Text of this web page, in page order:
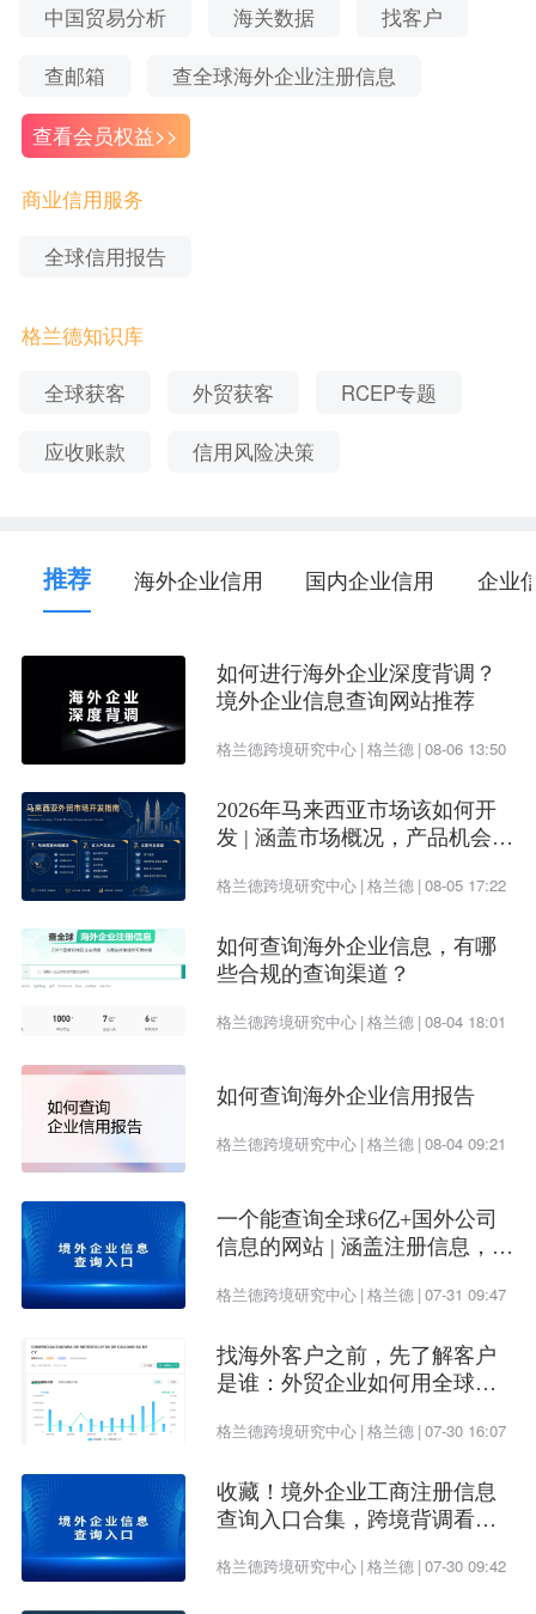
C
42
.ch
瑞士
.ck
库克群岛
45
46
47
49
51
.cy
塞浦路斯
.cz
58
.dm
多米尼克
E
.ec
厄瓜多尔
62
.ee
爱沙尼亚
.eg
埃及
64
65
.er
厄立特里亚
66
.es
西班牙
67
.et
埃塞俄比亚
68
69 .fi
芬兰
71
.fk
福克兰群岛
72
.fo
法罗群岛
74
.fr 法国
G
75
76
格林纳达
77
.ge
格鲁吉亚
79
.gg
格恩西岛
80
.gh
加纳
81
.gi
直布罗陀
82
.gm
冈比亚
84
.gn
几内亚
85
.gp
瓜德罗普
86
87
希腊
中国贸易分析 海关数据 找客户
查邮箱 查全球海外企业注册信息
查看会员权益>>
商业信用服务
全球信用报告
格兰德知识库
全球获客 外贸获客 RCEP专题
应收账款 信用风险决策
推荐 海外企业信用 国内企业信用 企业
如何进行海外企业深度背调？
境外企业信息查询网站推荐
格兰德跨境研究中心 | 格兰德 | 08-06 13:50
2026年马来西亚市场该如何开
发 | 涵盖市场概况，产品机会及
格兰德跨境研究中心 | 格兰德 | 08-05 17:22
如何查询海外企业信息，有哪
些合规的查询渠道？
格兰德跨境研究中心 | 格兰德 | 08-04 18:01
如何查询海外企业信用报告
格兰德跨境研究中心 | 格兰德 | 08-04 09:21
一个能查询全球6亿+国外公司
信息的网站 | 涵盖注册信息，股
格兰德跨境研究中心 | 格兰德 | 07-31 09:47
找海外客户之前，先了解客户
是谁：外贸企业如何用全球企
格兰德跨境研究中心 | 格兰德 | 07-30 16:07
收藏！境外企业工商注册信息
查询入口合集，跨境背调看这
格兰德跨境研究中心 | 格兰德 | 07-30 09:42